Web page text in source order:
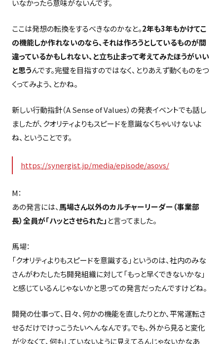
いなかったら意味がないんです。
ここは発想の転換をするべきなのかなと。2年も3年もかけてこ
の機能しか作れないのなら、それは作ろうとしているものが間
違っているかもしれない、と立ち止まって考えてみたほうがいい
と思うんです。完璧を目指すのではなく、とりあえず動くものをつ
くってみよう、とかね。
新しい行動指針（A Sense of Values）の発表イベントでも話し
ましたが、クオリティよりもスピードを意識なくちゃいけないよ
ね、ということです。
https://synergist.jp/media/episode/asovs/
M：
あの発言には、 馬場さん以外のカルチャーリーダー（事業部
長）全員が「ハッとさせられた」 と言ってました。
馬場：
「クオリティよりもスピードを意識する」というのは、社内のみな
さんがわたしたち開発組織に対して「もっと早くできないかな」
と感じているんじゃないかと思っての発言だったんですけどね。
開発の仕事って、日々、何かの機能を直したりとか、平常運転さ
せるだけでけっこうたいへんなんです。でも、外から見ると変化
が少なくて、何もしていないように見えてるんじゃないかなあ